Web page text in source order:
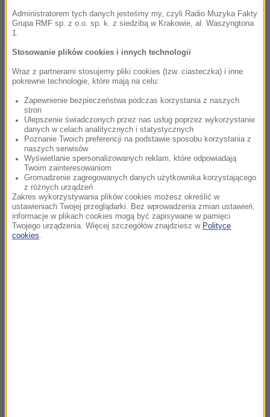
Administratorem tych danych jesteśmy my, czyli Radio Muzyka Fakty
Grupa RMF sp. z o.o. sp. k. z siedzibą w Krakowie, al. Waszyngtona
1.
Stosowanie plików cookies i innych technologii
Wraz z partnerami stosujemy pliki cookies (tzw. ciasteczka) i inne
pokrewne technologie, które mają na celu:
Zapewnienie bezpieczeństwa podczas korzystania z naszych
stron
Ulepszenie świadczonych przez nas usług poprzez wykorzystanie
danych w celach analitycznych i statystycznych
Poznanie Twoich preferencji na podstawie sposobu korzystania z
naszych serwisów
Wyświetlanie spersonalizowanych reklam, które odpowiadają
Twoim zainteresowaniom
Gromadzenie zagregowanych danych użytkownika korzystającego
z różnych urządzeń
Zakres wykorzystywania plików cookies możesz określić w
ustawieniach Twojej przeglądarki. Bez wprowadzenia zmian ustawień,
informacje w plikach cookies mogą być zapisywane w pamięci
Twojego urządzenia. Więcej szczegółów znajdziesz w Polityce
cookies.